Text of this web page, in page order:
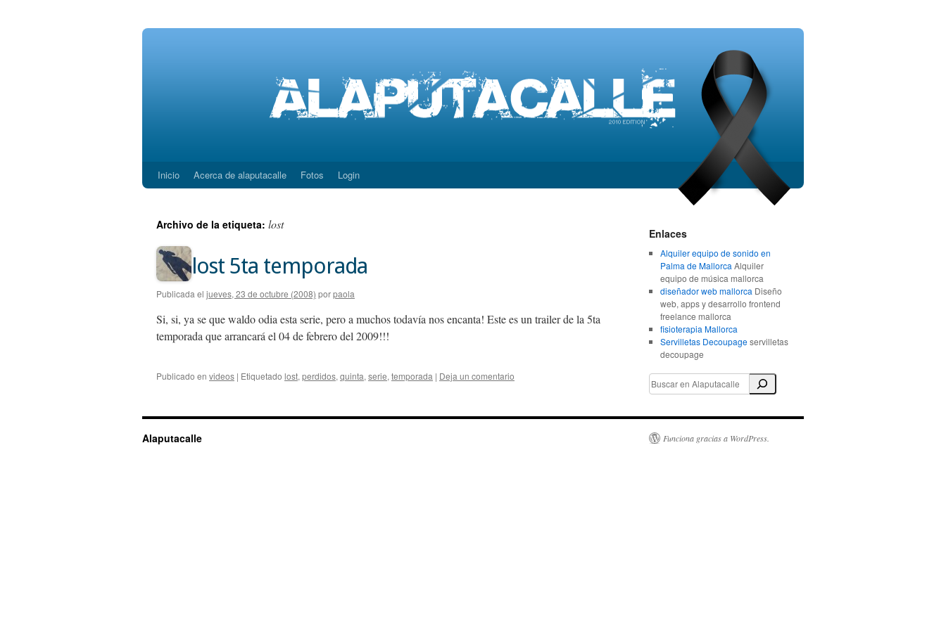
Saltar
contenido
Inicio Acerca de alaputacalle Fotos Login
Archivo de la etiqueta: lost
lost 5ta temporada
Publicada el jueves, 23 de octubre (2008) porpaola
Si, si, ya se que waldo odia esta serie, pero a muchos todavía nos encanta! Este es un trailer de la 5ta
temporada que arrancará el 04 de febrero del 2009!!!
Publicado en videos | Etiquetado lost, perdidos, quinta, serie, temporada | Deja un comentario
Enlaces
Alquiler equipo de sonido en
Palma de Mallorca Alquiler
equipo de música mallorca
diseñador web mallorca Diseño
web, apps y desarrollo frontend
freelance mallorca
fisioterapia Mallorca
Servilletas Decoupageservilletas
decoupage
Alaputacalle Funciona gracias a WordPress.